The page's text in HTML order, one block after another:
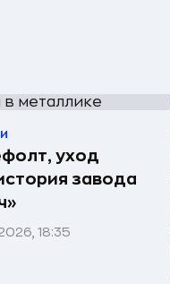
уход
завода
18:35